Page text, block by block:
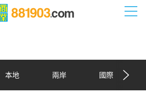
本地 兩岸 國際